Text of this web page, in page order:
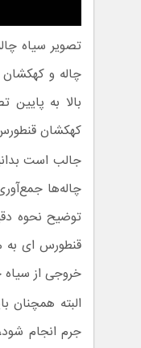
تصویر سیاه
چاله و کهکشان
بالا به پایین
کهکشان قنطورس ای به
جالب است
چاله‌ها
توضیح نحوه
قنطورس ای به
خروجی از
البته همچنان
جرم انجام